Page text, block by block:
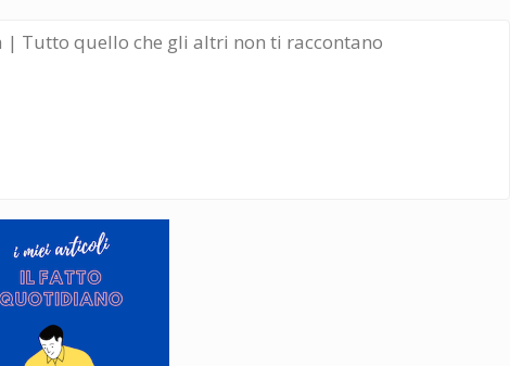
| Tutto quello che gli altri non ti raccontano